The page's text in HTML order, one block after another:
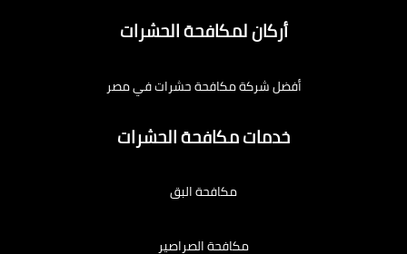
أركان لمكافحة الحشرات
أفضل شركة مكافحة حشرات في مصر
خدمات مكافحة الحشرات
مكافحة البق
مكافحة الصراصير